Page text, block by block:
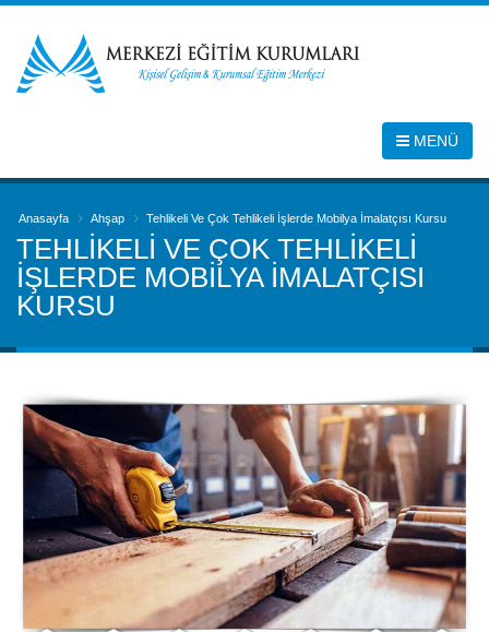
MENÜ
Anasayfa Ahşap Tehlikeli Ve Çok Tehlikeli İşlerde Mobilya İmalatçısı Kursu
TEHLIKELI VE ÇOK TEHLIKELI
İŞLERDE MOBILYA İMALATÇISI
KURSU